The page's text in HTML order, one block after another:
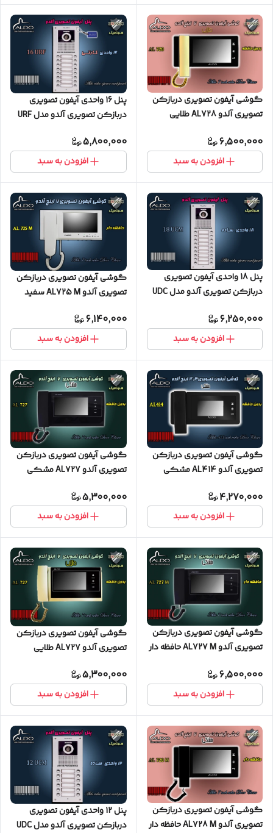
گوشی آیفون تصویری دربازکن
تصویری آلدو AL728 طلایی
6,500,000
افزودن به سبد
پنل 16 واحدی آیفون تصویری
دربازکن تصویری آلدو مدل URF
5,800,000
افزودن به سبد
پنل 18 واحدی آیفون تصویری
دربازکن تصویری آلدو مدل UDC
6,250,000
افزودن به سبد
گوشی آیفون تصویری دربازکن
تصویری آلدو AL725 M سفید
6,140,000
افزودن به سبد
گوشی آیفون تصویری دربازکن
تصویری آلدو AL414 مشکی
4,270,000
افزودن به سبد
گوشی آیفون تصویری دربازکن
تصویری آلدو AL727 مشکی
5,300,000
افزودن به سبد
گوشی آیفون تصویری دربازکن
تصویری آلدو AL727 M حافظه دار
6,500,000
افزودن به سبد
گوشی آیفون تصویری دربازکن
تصویری آلدو AL727 طلایی
5,300,000
افزودن به سبد
گوشی آیفون تصویری دربازکن
تصویری آلدو AL728 M حافظه دار
پنل 12 واحدی آیفون تصویری
دربازکن تصویری آلدو مدل UDC